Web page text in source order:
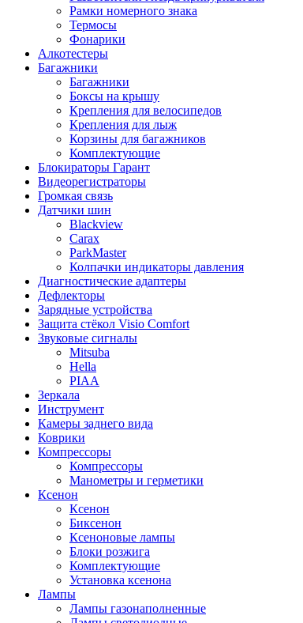
Рамки номерного знака
Термосы
Фонарики
Алкотестеры
Багажники
Багажники
Боксы на крышу
Крепления для велосипедов
Крепления для лыж
Корзины для багажников
Комплектующие
Блокираторы Гарант
Видеорегистраторы
Громкая связь
Датчики шин
Blackview
Carax
ParkMaster
Колпачки индикаторы давления
Диагностические адаптеры
Дефлекторы
Зарядные устройства
Защита стёкол Visio Comfort
Звуковые сигналы
Mitsuba
Hella
PIAA
Зеркала
Инструмент
Камеры заднего вида
Коврики
Компрессоры
Компрессоры
Манометры и герметики
Ксенон
Ксенон
Биксенон
Ксеноновые лампы
Блоки розжига
Комплектующие
Установка ксенона
Лампы
Лампы газонаполненные